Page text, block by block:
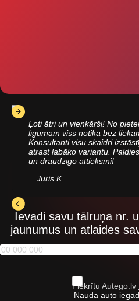
Ļoti ātri un vienkārši! No
līgumam viss notika bez
Konsultanti visu skaidri
atrast labāko variantu.
un draudzīgo attieksmi!
Juris K.
Ievadi savu tālruņa nr.
jaunumus un atlaides
Piekrītu Autego.lv
Nauda auto